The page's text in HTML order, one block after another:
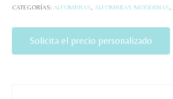
CATEGORÍAS: ALFOMBRAS ALFOMBRAS MODERNAS
Solicita el precio personalizado